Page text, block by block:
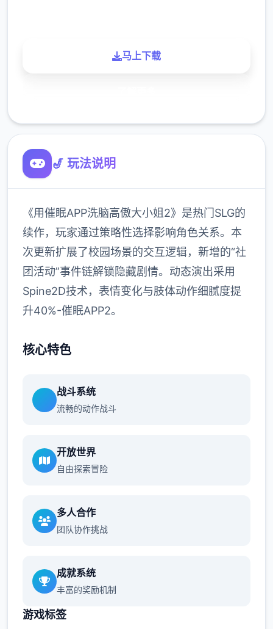
马上下载
🎷 玩法说明
《用催眠APP洗脑高傲大小姐2》是热门SLG的
续作，玩家通过策略性选择影响角色关系。本
次更新扩展了校园场景的交互逻辑，新增的“社
团活动”事件链解锁隐藏剧情。动态演出采用
Spine2D技术，表情变化与肢体动作细腻度提
升40%-催眠APP2。
核心特色
战斗系统
流畅的动作战斗
开放世界
自由探索冒险
多人合作
团队协作挑战
成就系统
丰富的奖励机制
游戏标签